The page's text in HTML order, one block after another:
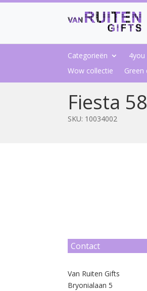
Categorieën 4you
Wow collectie
Green
Fiesta
SKU: 10034002
Contact
Van Ruiten Gifts
Bryonialaan 5